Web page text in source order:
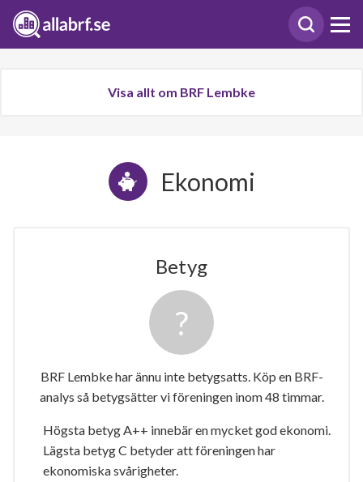
Visa allt om BRF Lembke
Ekonomi
Betyg
BRF Lembke har ännu inte betygsatts. Köp en BRF-
analys så betygsätter vi föreningen inom 48 timmar.
Högsta betyg A++ innebär en mycket god ekonomi.
Lägsta betyg C betyder att föreningen har
ekonomiska svårigheter.